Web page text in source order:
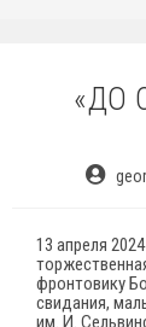
«ДО
Автор
13 апреля
фронтовику
свидания,
им. И.